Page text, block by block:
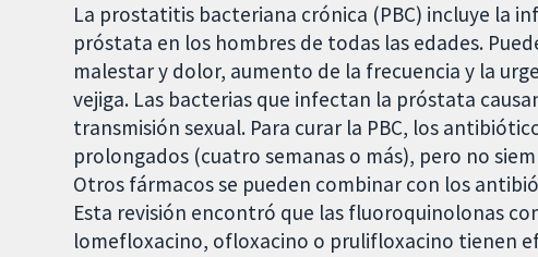
La prostatitis bacteriana crónica (PBC) incluye la
próstata en los hombres de todas las edades.
malestar y dolor, aumento de la frecuencia y la
vejiga. Las bacterias que infectan la próstata
transmisión sexual. Para curar la PBC, los
prolongados (cuatro semanas o más), pero no
Otros fármacos se pueden combinar con los
Esta revisión encontró que las fluoroquinolonas
lomefloxacino, ofloxacino o prulifloxacino tienen